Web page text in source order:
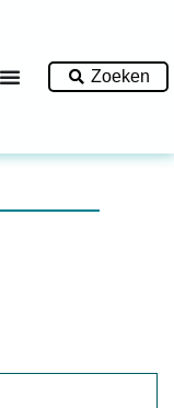
Zoeken